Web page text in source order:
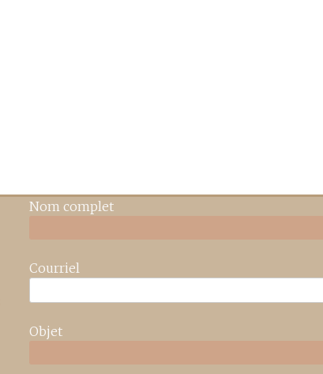
Nom complet
Courriel
Objet